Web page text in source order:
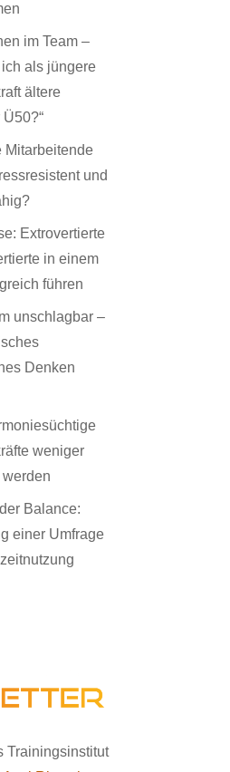
im Team –
ich als jüngere
ältere
Mitarbeitende
und
Extrovertierte
in einem
führen
unschlagbar –
Denken
weniger
Balance:
einer Umfrage
Trainingsinstitut